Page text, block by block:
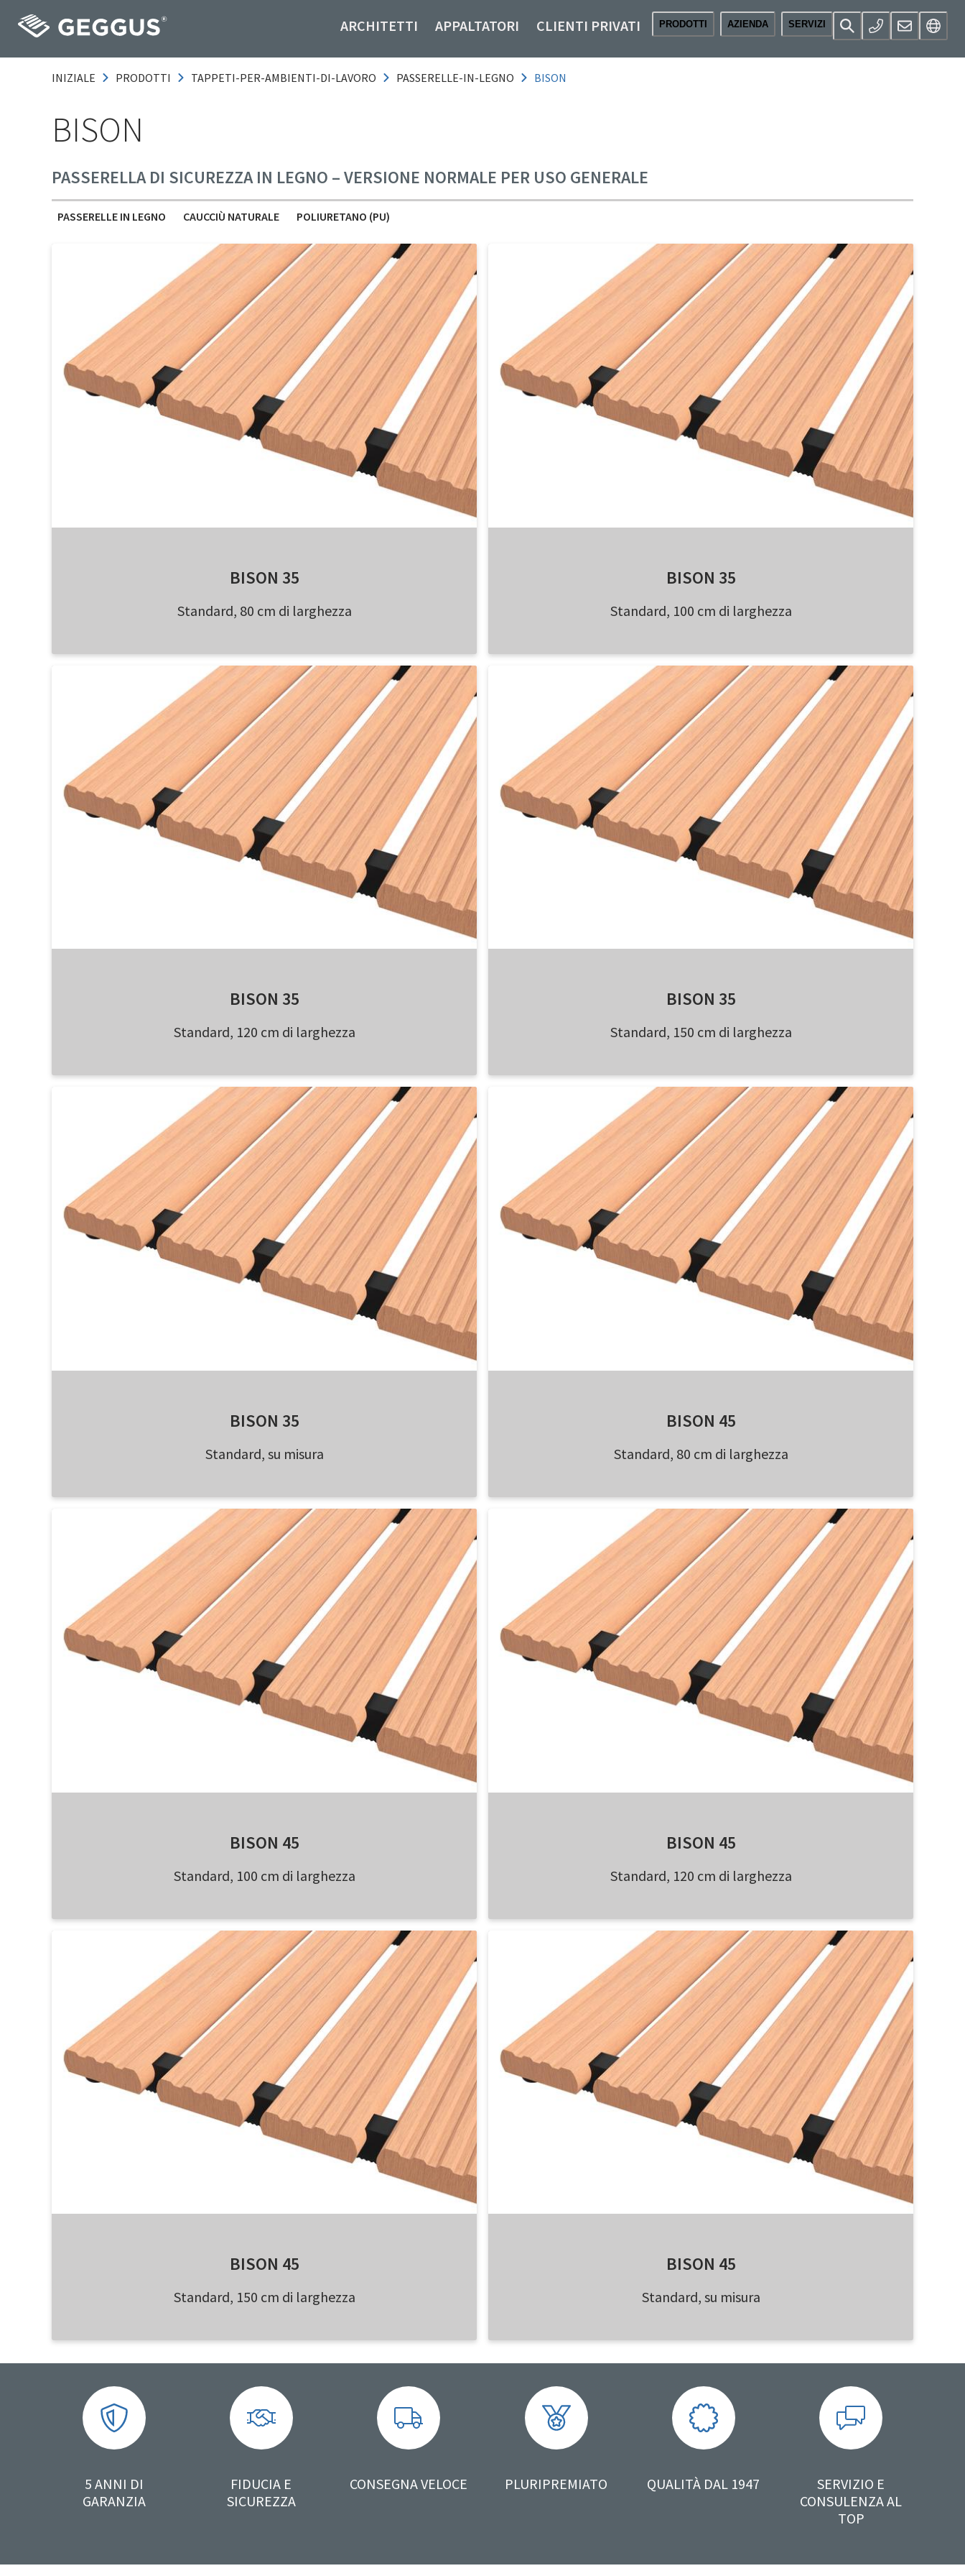
ARCHITETTI APPALTATORI CLIENTI PRIVATI PRODOTTI AZIENDA SERVIZI
INIZIALE PRODOTTI TAPPETI-PER-AMBIENTI-DI-LAVORO PASSERELLE-IN-LEGNO BISON
BISON
PASSERELLA DI SICUREZZA IN LEGNO – VERSIONE NORMALE PER USO GENERALE
PASSERELLE IN LEGNO CAUCCIÙ NATURALE POLIURETANO (PU)
BISON 35
Standard, 80 cm di larghezza
BISON 35
Standard, 100 cm di larghezza
BISON 35
Standard, 120 cm di larghezza
BISON 35
Standard, 150 cm di larghezza
BISON 35
Standard, su misura
BISON 45
Standard, 80 cm di larghezza
BISON 45
Standard, 100 cm di larghezza
BISON 45
Standard, 120 cm di larghezza
BISON 45
Standard, 150 cm di larghezza
BISON 45
Standard, su misura
5 ANNI DI
GARANZIA
FIDUCIA E
SICUREZZA
CONSEGNA VELOCE PLURIPREMIATO QUALITÀ DAL 1947
SERVIZIO E
CONSULENZA AL
TOP